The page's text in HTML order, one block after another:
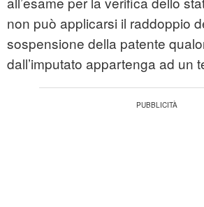
non può applicarsi il raddoppio
sospensione della patente
dall’imputato appartenga ad un